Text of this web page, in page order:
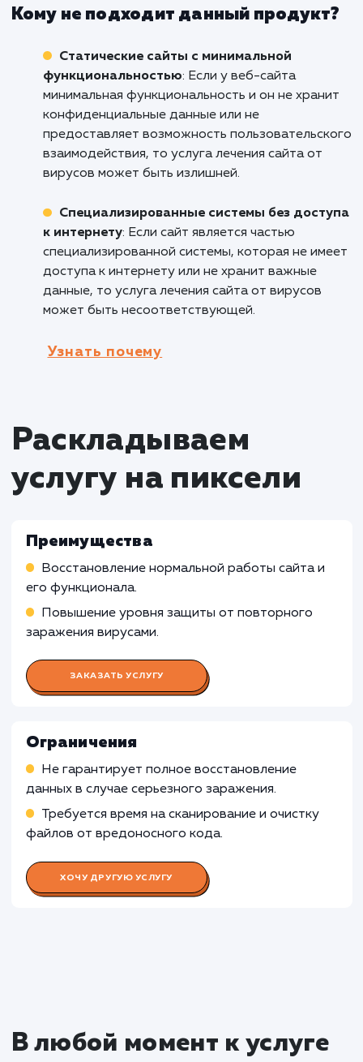
защиту от вредоносных программ.
Владельцы онлайн-магазинов
владельцев онлайн-магазинов,
сайта является первостепенной задачей.
Лечение сайта от вирусов помогает
предотвратить утечку конфиденциальных
данных клиентов и защитить финансовые
Блоггеры и контент-менеджеры
сайты с большим количеством контента
становятся целью вредоносных атак. Услуга
лечения сайта от вирусов обеспечивает
контента и поддерживает его доступность
Статические сайты с минимальной
функциональностью: Если у веб-сайта
минимальная функциональность и он не
конфиденциальные данные или не
взаимодействия, то услуга лечения сайта от
вирусов может быть излишней.
доступа к интернету или не хранит важные
данные, то услуга лечения сайта от вирусов
Раскладываем
услугу на пиксели
Повышение уровня защиты от повторного